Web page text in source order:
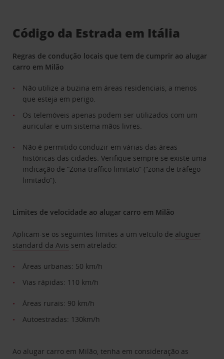
Código da Estrada em Itália
Regras de condução locais que tem de cumprir ao alugar
carro em Milão
Não utilize a buzina em áreas residenciais, a menos
que esteja em perigo.
Os telemóveis apenas podem ser utilizados com um
auricular e um sistema mãos livres.
Não é permitido conduzir em várias das áreas
históricas das cidades. Verifique sempre se existe uma
indicação de “Zona traffico limitato” (“zona de tráfego
limitado”).
Limites de velocidade ao alugar carro em Milão
Aplicam-se os seguintes limites a um veículo de aluguer
standard da Avis sem atrelado:
Áreas urbanas: 50 km/h
Vias rápidas: 110 km/h
Áreas rurais: 90 km/h
Autoestradas: 130km/h
Ao alugar carro em Milão, tenha em consideração as